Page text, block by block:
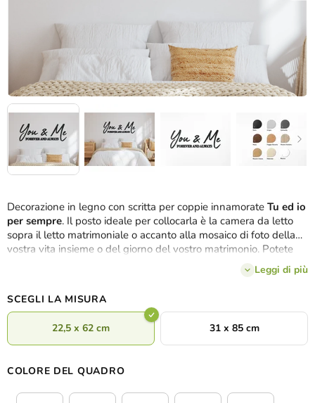
Decorazione in legno con scritta per coppie innamorate Tu ed io
per sempre. Il posto ideale per collocarla è la camera da letto
sopra il letto matrimoniale o accanto alla mosaico di foto della
vostra vita insieme o del giorno del vostro matrimonio. Potete
8 tonalità .
Leggi di più
SCEGLI LA MISURA
22,5 x 62 cm 31 x 85 cm
COLORE DEL QUADRO